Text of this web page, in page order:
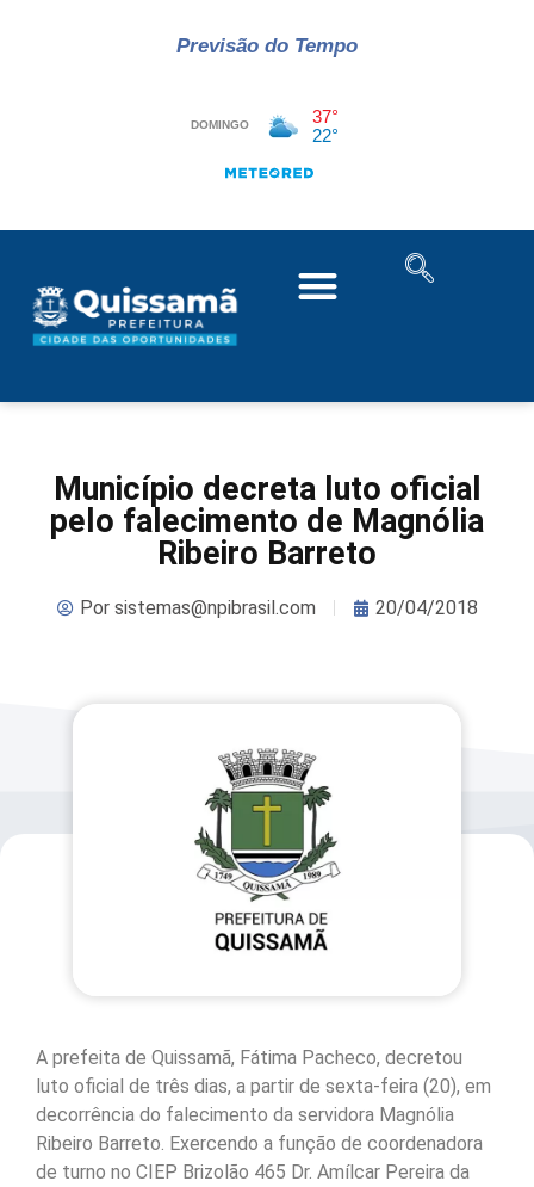
Previsão do Tempo
Município decreta luto oficial
pelo falecimento de Magnólia
Ribeiro Barreto
Porsistemas@npibrasil.com 20/04/2018
A prefeita de Quissamã, Fátima Pacheco, decretou
luto oficial de três dias, a partir de sexta-feira (20), em
decorrência do falecimento da servidora Magnólia
Ribeiro Barreto. Exercendo a função de coordenadora
de turno no CIEP Brizolão 465 Dr. Amílcar Pereira da